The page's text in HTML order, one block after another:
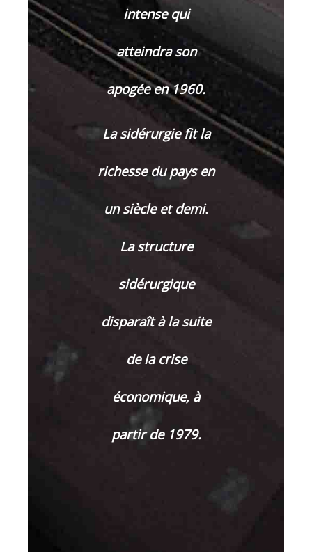
intense qui
atteindra son
apogée en 1960.
La sidérurgie fit la
richesse du pays en
un siècle et demi.
La structure
sidérurgique
disparaît à la suite
de la crise
économique, à
partir de 1979.